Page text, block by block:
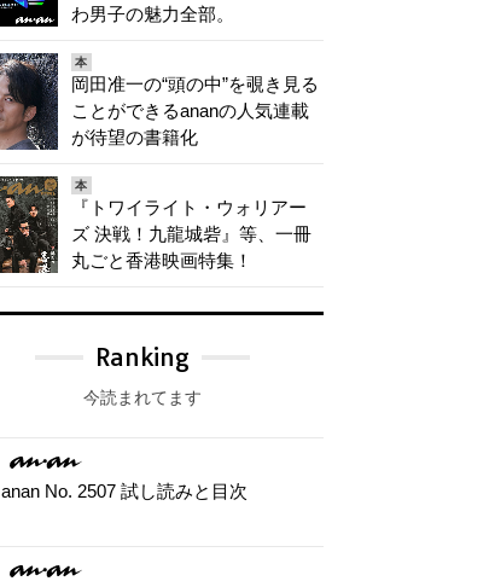
わ男子の魅力全部。
本
岡田准一の“頭の中”を覗き見る
ことができるananの人気連載
が待望の書籍化
本
『トワイライト・ウォリアー
ズ 決戦！九龍城砦』等、一冊
丸ごと香港映画特集！
Ranking
今読まれてます
anan No. 2507 試し読みと目次